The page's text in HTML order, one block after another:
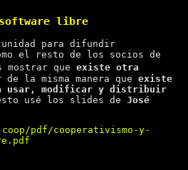
libre
para difundir
el resto de los socios de
mostrar que existe otra
de la misma manera que existe
usar, modificar y distribuir
usé los slides de José
pdf/cooperativismo-y-